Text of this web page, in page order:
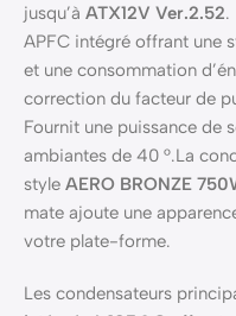
jusqu’à ATX12V Ver.2.52.
APFC intégré offrant une
et une consommation
correction du facteur de
Fournit une puissance de
ambiantes de 40 °.La
style AERO BRONZE
mate ajoute une
votre plate-forme.
Les condensateurs